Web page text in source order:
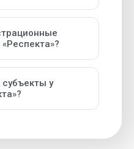
у